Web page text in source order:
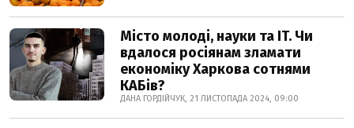
Місто молоді, науки та IT. Чи
вдалося росіянам зламати
економіку Харкова сотнями
КАБів?
ДАНА ГОРДІЙЧУК, 21 ЛИСТОПАДА 2024, 09:00